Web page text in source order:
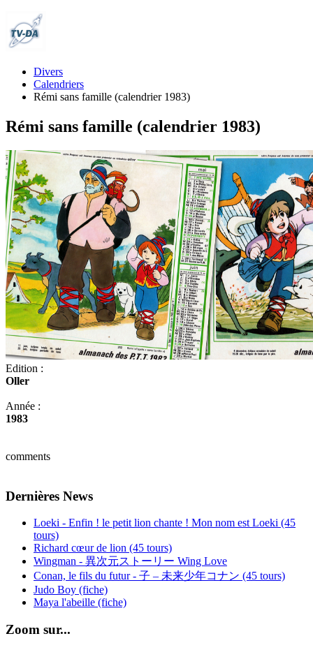
Divers
Calendriers
Rémi sans famille (calendrier 1983)
Rémi sans famille (calendrier 1983)
Edition :
Oller
Année :
1983
comments
Dernières News
Loeki - Enfin ! le petit lion chante ! Mon nom est Loeki (45
tours)
Richard cœur de lion (45 tours)
Wingman - 異次元ストーリー Wing Love
Conan, le fils du futur - 子 – 未来少年コナン (45 tours)
Judo Boy (fiche)
Maya l'abeille (fiche)
Zoom sur...